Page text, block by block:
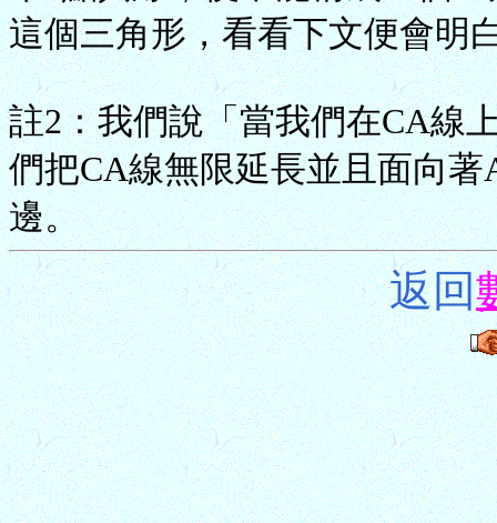
這個三角形，看看下文便會明
註2：我們說「當我們在CA線
們把CA線無限延長並且面向
邊。
返回